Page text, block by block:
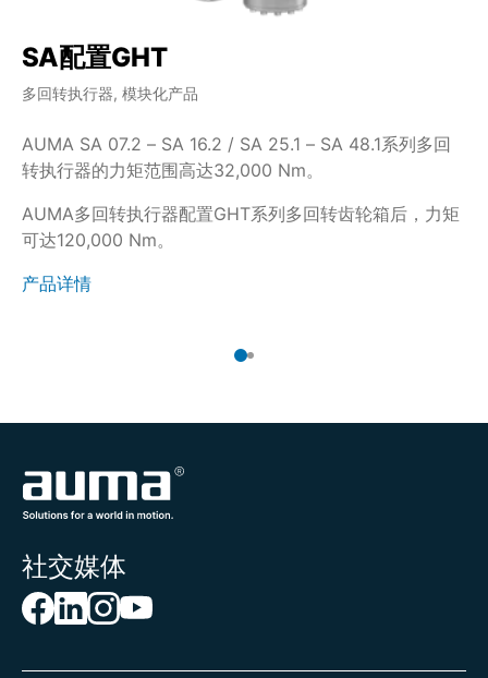
SA配置GHT
多回转执行器, 模块化产品
AUMA SA 07.2 – SA 16.2 / SA 25.1 – SA 48.1系列多回
转执行器的力矩范围高达32,000 Nm。
AUMA多回转执行器配置GHT系列多回转齿轮箱后，力矩
可达120,000 Nm。
产品详情
社交媒体